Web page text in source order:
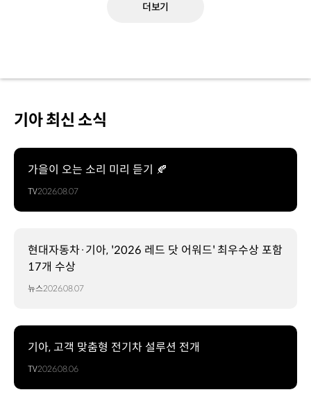
더보기
기아 최신 소식
가을이 오는 소리 미리 듣기 🍂
TV2026.08.07
현대자동차·기아, '2026 레드 닷 어워드' 최우수상 포함
17개 수상
뉴스2026.08.07
기아, 고객 맞춤형 전기차 설루션 전개
TV2026.08.06